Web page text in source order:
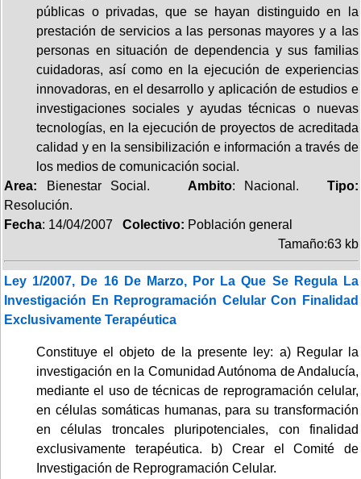
públicas o privadas, que se hayan distinguido en la
prestación de servicios a las personas mayores y a las
personas en situación de dependencia y sus familias
cuidadoras, así como en la ejecución de experiencias
innovadoras, en el desarrollo y aplicación de estudios e
investigaciones sociales y ayudas técnicas o nuevas
tecnologías, en la ejecución de proyectos de acreditada
calidad y en la sensibilización e información a través de
los medios de comunicación social.
Area: Bienestar Social. Ambito: Nacional.Tipo:
Resolución.
Fecha: 14/04/2007 Colectivo: Población general
Tamaño:63 kb
Ley 1/2007, De 16 De Marzo, Por La Que Se Regula La
Investigación En Reprogramación Celular Con Finalidad
Exclusivamente Terapéutica
Constituye el objeto de la presente ley: a) Regular la
investigación en la Comunidad Autónoma de Andalucía,
mediante el uso de técnicas de reprogramación celular,
en células somáticas humanas, para su transformación
en células troncales pluripotenciales, con finalidad
exclusivamente terapéutica. b) Crear el Comité de
Investigación de Reprogramación Celular.